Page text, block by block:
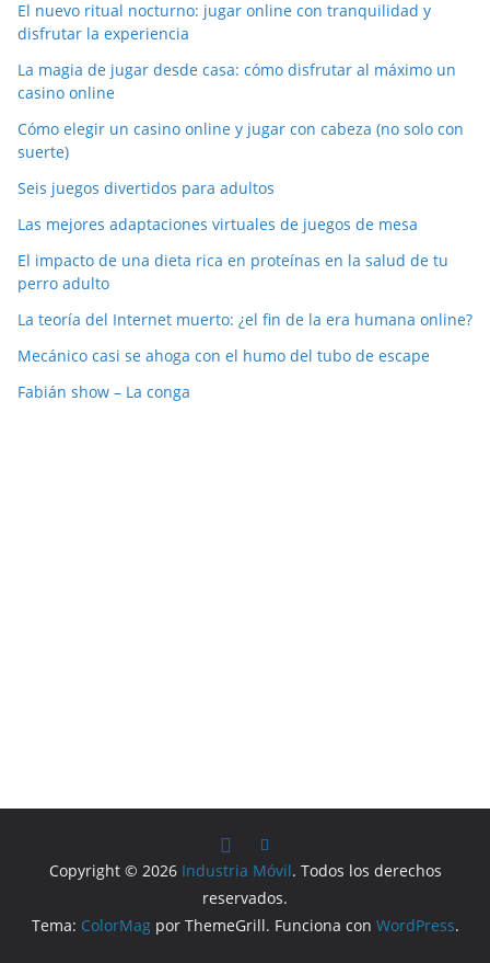
El nuevo ritual nocturno: jugar online con tranquilidad y
disfrutar la experiencia
La magia de jugar desde casa: cómo disfrutar al máximo un
casino online
Cómo elegir un casino online y jugar con cabeza (no solo con
suerte)
Seis juegos divertidos para adultos
Las mejores adaptaciones virtuales de juegos de mesa
El impacto de una dieta rica en proteínas en la salud de tu
perro adulto
La teoría del Internet muerto: ¿el fin de la era humana online?
Mecánico casi se ahoga con el humo del tubo de escape
Fabián show – La conga
Copyright © 2026 Industria Móvil. Todos los derechos
reservados.
Tema: ColorMagpor ThemeGrill. Funciona con WordPress.